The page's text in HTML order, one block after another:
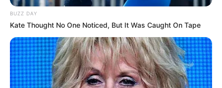
BUZZ DAY
Kate Thought No One Noticed, But It Was Caught On Tape